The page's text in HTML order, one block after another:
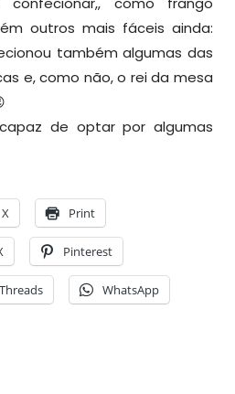
outros mais fáceis ainda:
também algumas das
e, como não, o rei da mesa
de optar por algumas
X Print
Pinterest
Threads WhatsApp